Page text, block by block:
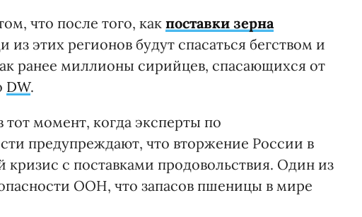
что после того, как поставки зерна
этих регионов будут спасаться бегством и
ранее миллионы сирийцев, спасающихся от
DW.
момент, когда эксперты по
предупреждают, что вторжение России в
кризис с поставками продовольствия. Один из
ООН, что запасов пшеницы в мире